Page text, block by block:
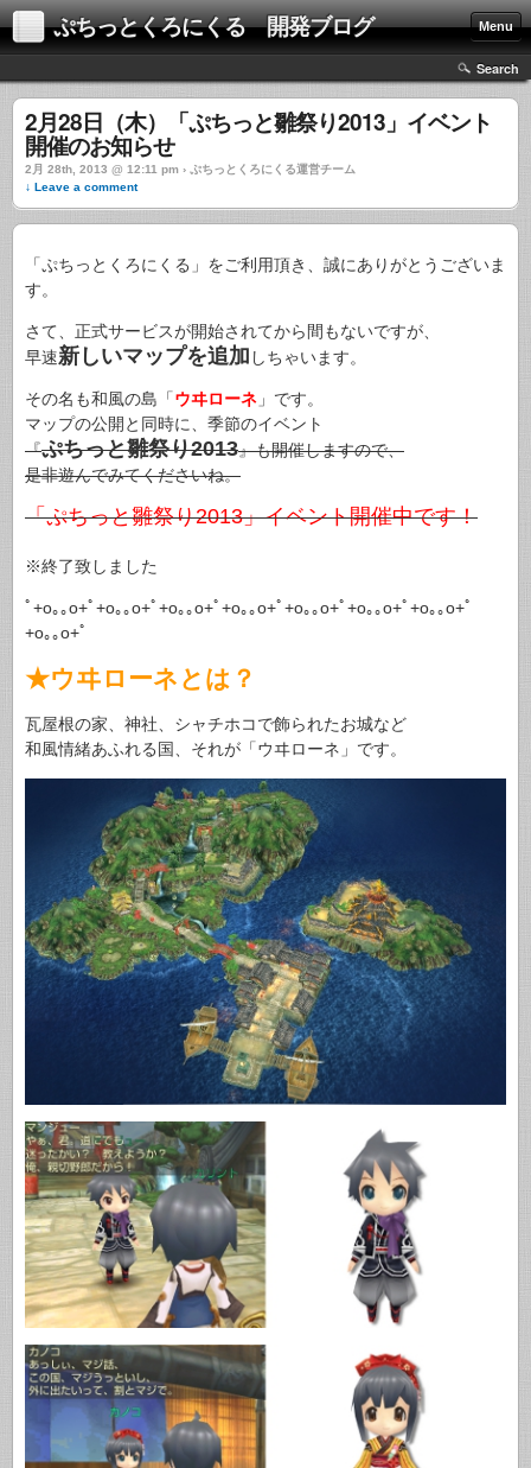
ぷちっとくろにくる 開発ブログ Menu
Search
2月28日（木）「ぷちっと雛祭り2013」イベント
開催のお知らせ
2月 28th, 2013 @ 12:11 pm › ぷちっとくろにくる運営チーム
↓ Leave a comment
「ぷちっとくろにくる」をご利用頂き、誠にありがとうございま
す。
さて、正式サービスが開始されてから間もないですが、
早速新しいマップを追加 しちゃいます。
その名も和風の島「ウヰローネ 」です。
マップの公開と同時に、季節のイベント
『ぷちっと雛祭り2013』も開催しますので、
是非遊んでみてくださいね。
「ぷちっと雛祭り2013」イベント開催中です！
※終了致しました
ﾟ+o｡｡o+ﾟ+o｡｡o+ﾟ+o｡｡o+ﾟ+o｡｡o+ﾟ+o｡｡o+ﾟ+o｡｡o+ﾟ+o｡｡o+ﾟ
+o｡｡o+ﾟ
★ウヰローネとは？
瓦屋根の家、神社、シャチホコで飾られたお城など
和風情緒あふれる国、それが「ウヰローネ」です。